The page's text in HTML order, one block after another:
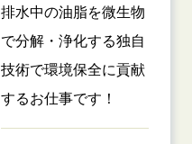
排水中の油脂を微生物
で分解・浄化する独自
技術で環境保全に貢献
するお仕事です！